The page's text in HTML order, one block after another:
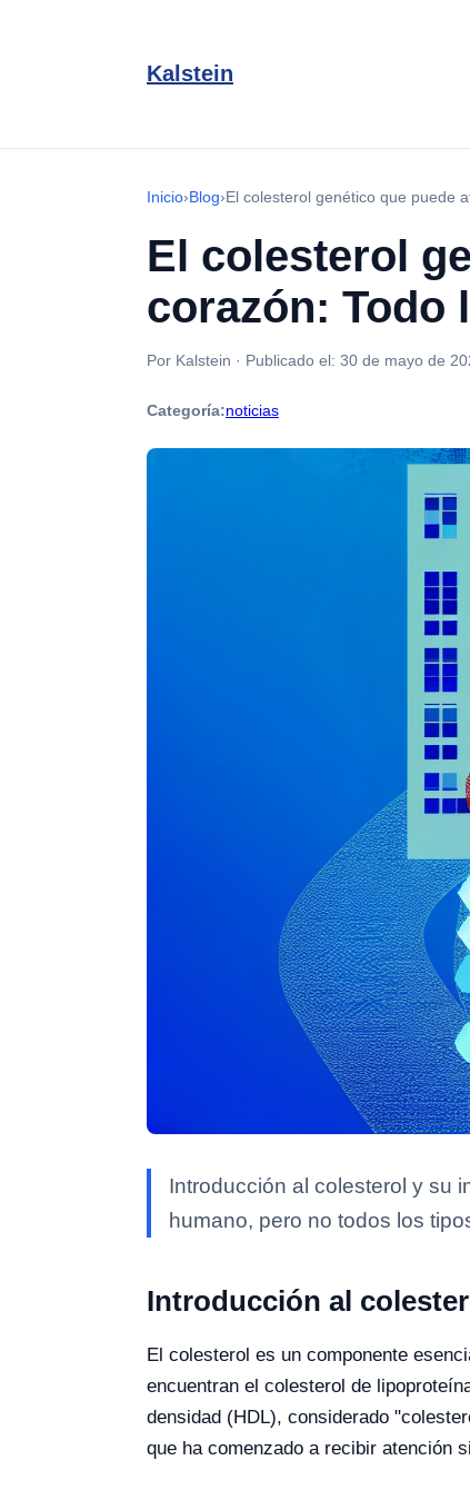
Kalstein
Inicio›Blog›El colesterol genético que puede
El colesterol
corazón: Todo
Por Kalstein · Publicado el: 30 de mayo de
Categoría:noticias
Introducción al colesterol y su
humano, pero no todos los
Introducción al
El colesterol es un componente
encuentran el colesterol de
densidad (HDL), considerado
que ha comenzado a recibir atención